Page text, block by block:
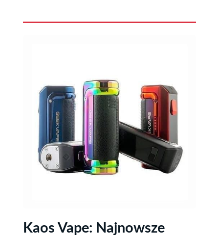
Kaos Vape: Najnowsze